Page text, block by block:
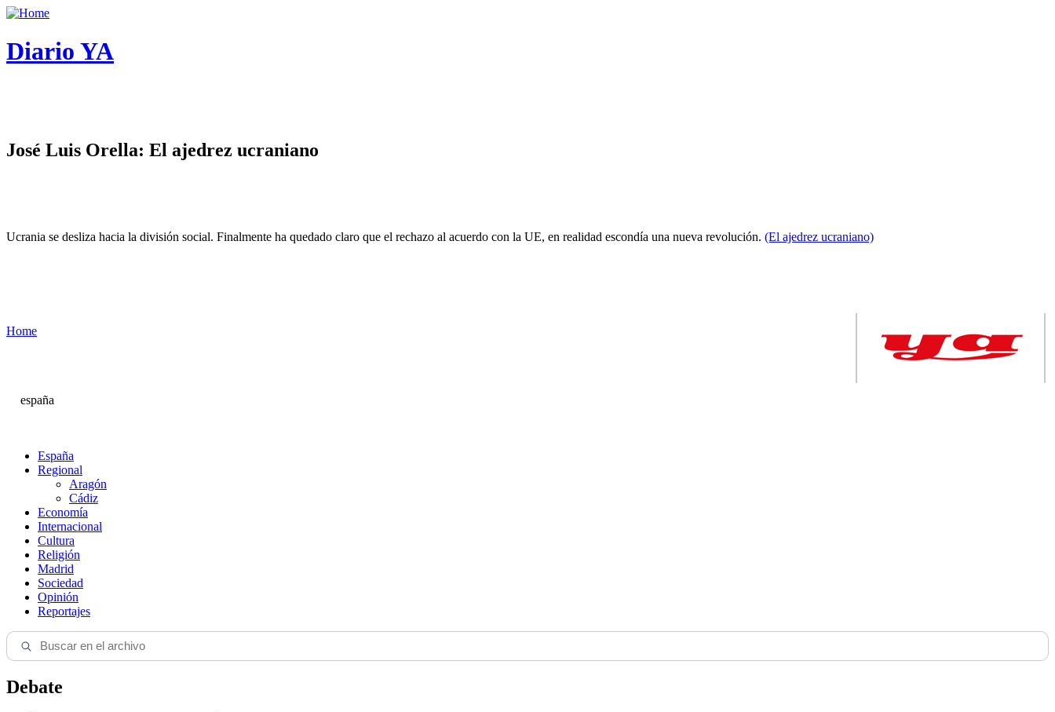
Diario YA
José Luis Orella: El ajedrez ucraniano
Ucrania se desliza hacia la división social. Finalmente ha quedado claro que el rechazo al acuerdo con la UE, en realidad escondía una nueva revolución. (El ajedrez ucraniano)
Home
españa
España
Regional
Aragón
Cádiz
Economía
Internacional
Cultura
Religión
Madrid
Sociedad
Opinión
Reportajes
Debate